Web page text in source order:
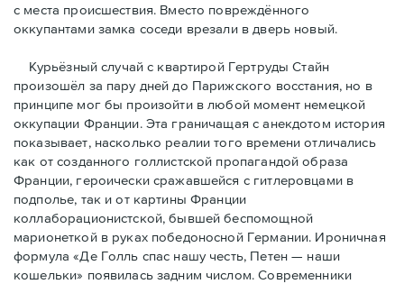
с места происшествия. Вместо повреждённого
оккупантами замка соседи врезали в дверь новый.
Курьёзный случай с квартирой Гертруды Стайн
произошёл за пару дней до Парижского восстания, но в
принципe мог бы произойти в любой момент немецкой
оккупации Франции. Эта граничащая с анекдотом история
показывает, насколько реалии того времени отличались
как от созданного голлистской пропагандой образа
Франции, героически сражавшейся с гитлеровцами в
подполье, так и от картины Франции
коллаборационистской, бывшей беспомощной
марионеткой в руках победоносной Германии. Ироничная
формула «Де Голль спас нашу честь, Петен — наши
кошельки» появилась задним числом. Современники